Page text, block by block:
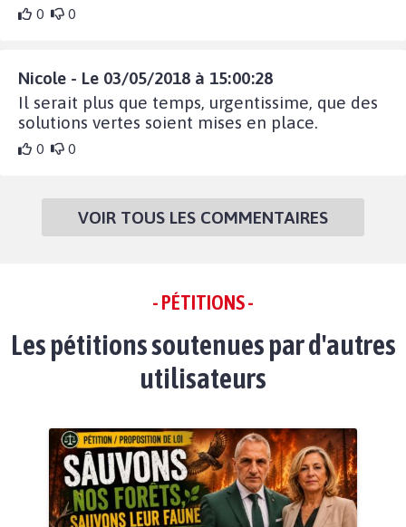
0 0
Nicole - Le 03/05/2018 à 15:00:28
Il serait plus que temps, urgentissime, que des
solutions vertes soient mises en place.
0 0
VOIR TOUS LES COMMENTAIRES
- PÉTITIONS -
Les pétitions soutenues par d'autres
utilisateurs